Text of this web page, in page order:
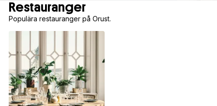
Populära restauranger på Orust.
Restauranger